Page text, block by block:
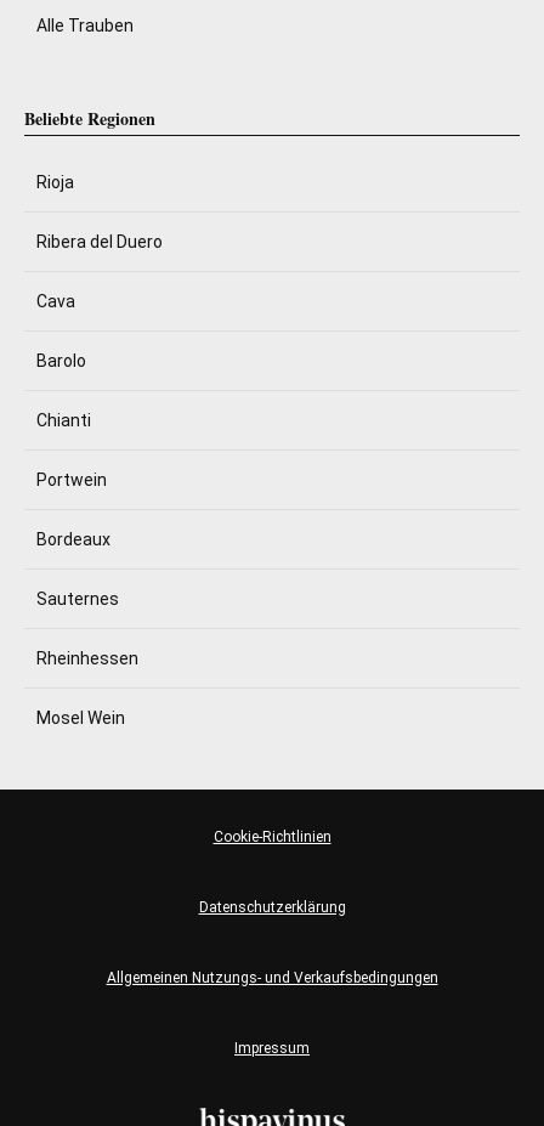
Alle Trauben
Beliebte Regionen
Rioja
Ribera del Duero
Cava
Barolo
Chianti
Portwein
Bordeaux
Sauternes
Rheinhessen
Mosel Wein
Impressum
Allgemeinen Nutzungs- und Verkaufsbedingungen
Datenschutzerklärung
Cookie-Richtlinien